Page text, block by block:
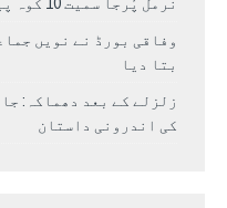
وفاقی بورڈ نے نویں
بتا دیا
زلزلے کے بعد دھماکہ:
کی اندرونی داستان